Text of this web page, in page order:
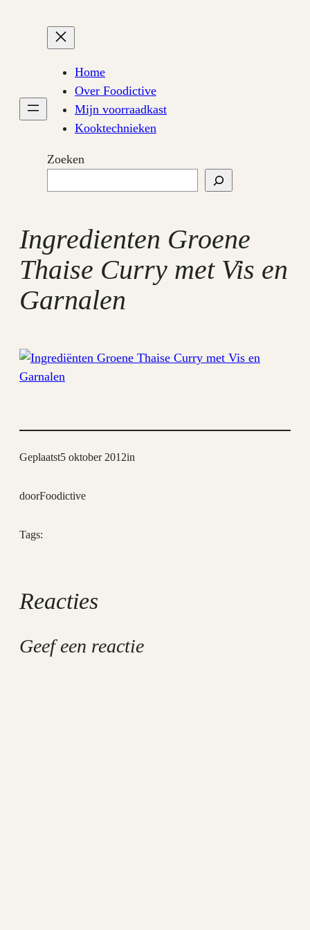
Home
Over Foodictive
Mijn voorraadkast
Kooktechnieken
Zoeken
Ingredienten Groene
Thaise Curry met Vis en
Garnalen
Geplaatst5 oktober 2012in
doorFoodictive
Tags:
Reacties
Geef een reactie